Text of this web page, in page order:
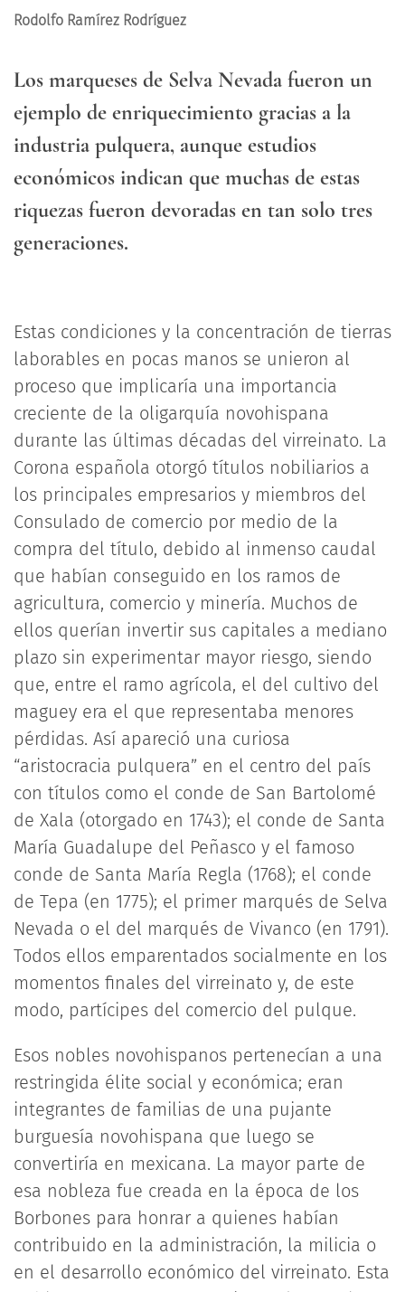
Rodolfo Ramírez Rodríguez
Los marqueses de Selva Nevada fueron un
ejemplo de enriquecimiento gracias a la
industria pulquera, aunque estudios
económicos indican que muchas de estas
riquezas fueron devoradas en tan solo tres
generaciones.
Estas condiciones y la concentración de tierras
laborables en pocas manos se unieron al
proceso que implicaría una importancia
creciente de la oligarquía novohispana
durante las últimas décadas del virreinato. La
Corona española otorgó títulos nobiliarios a
los principales empresarios y miembros del
Consulado de comercio por medio de la
compra del título, debido al inmenso caudal
que habían conseguido en los ramos de
agricultura, comercio y minería. Muchos de
ellos querían invertir sus capitales a mediano
plazo sin experimentar mayor riesgo, siendo
que, entre el ramo agrícola, el del cultivo del
maguey era el que representaba menores
pérdidas. Así apareció una curiosa
“aristocracia pulquera” en el centro del país
con títulos como el conde de San Bartolomé
de Xala (otorgado en 1743); el conde de Santa
María Guadalupe del Peñasco y el famoso
conde de Santa María Regla (1768); el conde
de Tepa (en 1775); el primer marqués de Selva
Nevada o el del marqués de Vivanco (en 1791).
Todos ellos emparentados socialmente en los
momentos finales del virreinato y, de este
modo, partícipes del comercio del pulque.
Esos nobles novohispanos pertenecían a una
restringida élite social y económica; eran
integrantes de familias de una pujante
burguesía novohispana que luego se
convertiría en mexicana. La mayor parte de
esa nobleza fue creada en la época de los
Borbones para honrar a quienes habían
contribuido en la administración, la milicia o
en el desarrollo económico del virreinato. Esta